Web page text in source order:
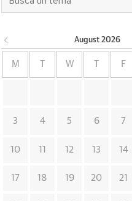
August 2026
M W F
3 4 5 6 7
10 11 12 13 14
17 18 19 20 21